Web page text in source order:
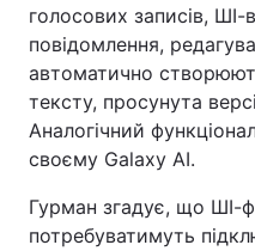
голосових записів, ШІ-
повідомлення,
автоматично
тексту, просунута
Аналогічний
своєму Galaxy AI.
Гурман згадує, що ШІ-
потребуватимуть